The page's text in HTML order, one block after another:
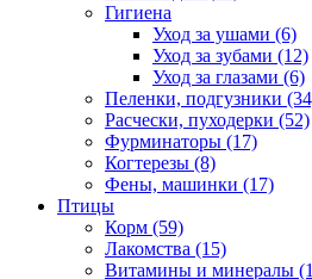
Гигиена
Уход за ушами (6)
Уход за зубами (12)
Уход за глазами (6)
Пеленки, подгузники
Расчески, пуходерки (52)
Фурминаторы (17)
Когтерезы (8)
Фены, машинки (17)
Птицы
Корм (59)
Лакомства (15)
Витамины и минералы